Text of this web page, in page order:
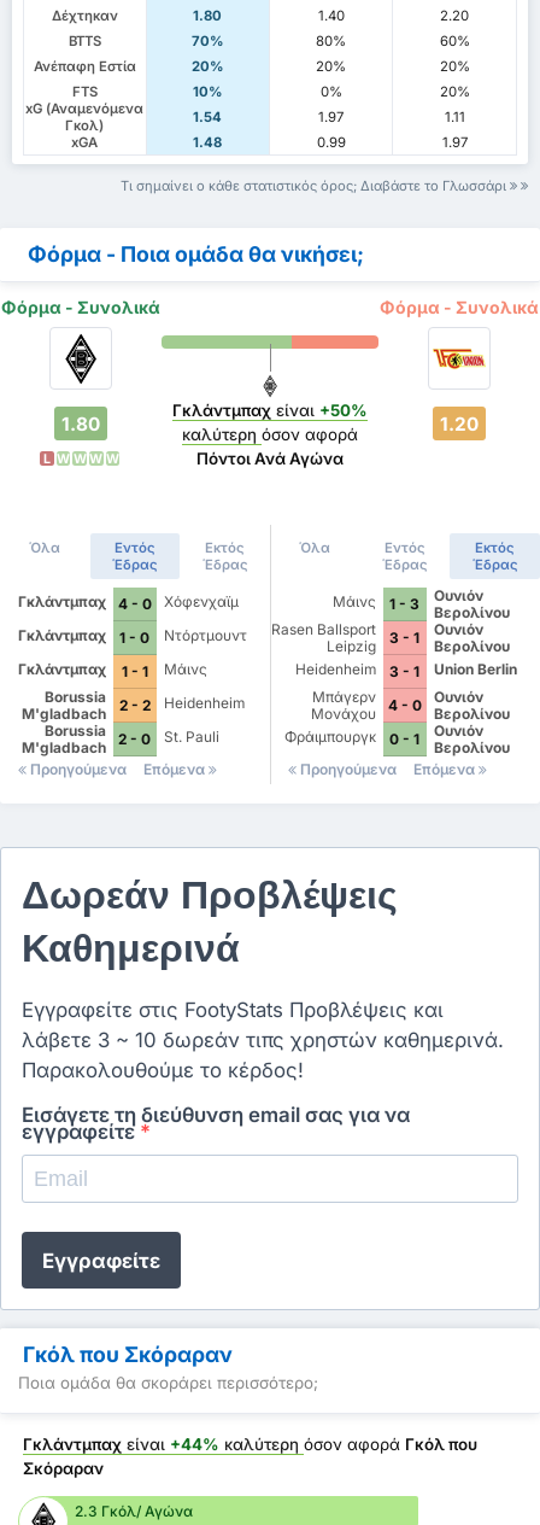
Δέχτηκαν
1.80 1.40
2.20
BTTS
70% 80%
60%
Ανέπαφη Εστία
20% 20%
20%
FTS
10% 0%
20%
xG (Αναμενόμενα
Γκολ)
1.54 1.97
1.11
xGA
1.48 0.99 1.97
Τι σημαίνει ο κάθε στατιστικός όρος; Διαβάστε το Γλωσσάρι
Φόρμα - Ποια ομάδα θα νικήσει;
Φόρμα - Συνολικά Φόρμα - Συνολικά
1.80
L W W W W
Γκλάντμπαχείναι +50%
καλύτερη όσον αφορά
Πόντοι Ανά Αγώνα
1.20
Όλα
Εντός
Έδρας
Εκτός
Έδρας
Γκλάντμπαχ 4 - 0
Χόφενχαϊμ
Γκλάντμπαχ
1 - 0
Ντόρτμουντ
Γκλάντμπαχ
1 - 1
Μάινς
Borussia
M'gladbach
2 - 2
Heidenheim
Borussia
M'gladbach
2 - 0
St. Pauli
Προηγούμενα
Επόμενα
Όλα
Εντός
Έδρας
Εκτός
Έδρας
Μάινς 1 - 3
Ουνιόν
Βερολίνου
Rasen Ballsport
Leipzig
3 - 1
Ουνιόν
Βερολίνου
Heidenheim
3 - 1
Union Berlin
Μπάγερν
Μονάχου
4 - 0
Ουνιόν
Βερολίνου
Φράιμπουργκ
0 - 1
Ουνιόν
Βερολίνου
Προηγούμενα
Επόμενα
Δωρεάν Προβλέψεις
Καθημερινά
Εγγραφείτε στις FootyStats Προβλέψεις και
λάβετε 3 ~ 10 δωρεάν τιπς χρηστών καθημερινά.
Παρακολουθούμε το κέρδος!
Εισάγετε τη διεύθυνση email σας για να
εγγραφείτε *
Εγγραφείτε
Γκόλ που Σκόραραν
Ποια ομάδα θα σκοράρει περισσότερο;
Γκλάντμπαχ είναι +44% καλύτερη όσον αφορά Γκόλ που
Σκόραραν
2.3 Γκόλ/ Αγώνα